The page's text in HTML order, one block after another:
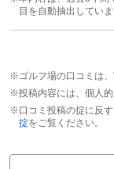
目を自動抽出していま
※ゴルフ場の口コミは、
※投稿内容には、個人的
※口コミ投稿の掟に反す
掟をご覧ください。